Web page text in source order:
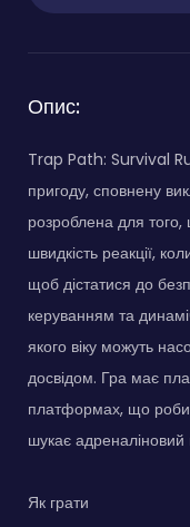
Опис:
Trap Path: Survival
пригоду, сповнену
розроблена для
швидкість реакції,
щоб дістатися до
керуванням та
якого віку можуть
досвідом. Гра має
платформах, що
шукає адреналіновий
Як грати